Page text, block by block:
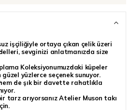
işçiliğiyle ortaya çıkan çelik üzeri
sevginizi anlatmanızda size
Koleksiyonumuzdaki küpeler
yüzlerce seçenek sunuyor.
de şık bir davette rahatlıkla
tarz arıyorsanız Atelier Muson takı